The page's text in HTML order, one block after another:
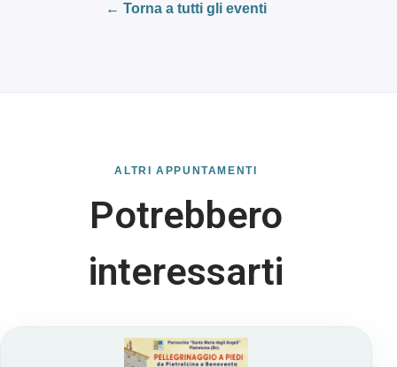
← Torna a tutti gli eventi
ALTRI APPUNTAMENTI
Potrebbero
interessarti